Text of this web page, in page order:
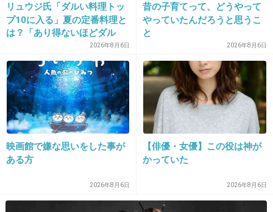
+24 -2
14. 匿名 2020/11/16(月) 14:55:48
>>9
歯医者の診察券って入れっぱなしにするほど毎
日通ってるの？
3ヶ月に一度とかじゃなくて？
+10
リュウジ氏「ダルい料理トッ
プ10に入る」夏の定番料理と
は？「あり得ないほどダル
2026年8月6日
昔の子育てって、どうやって
やっていたんだろうと思うこ
と
2026年8月6日
映画館で嫌な思いをした事が
ある方
2026年8月6日
【俳優・女優】この役は神が
かっていた
2026年8月6日